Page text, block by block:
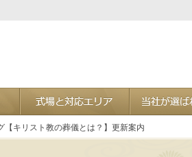
【キリスト教の葬儀とは？】更新案内